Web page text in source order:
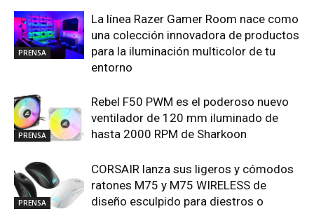
PRENSA
La línea Razer Gamer Room nace como
una colección innovadora de productos
para la iluminación multicolor de tu
entorno
PRENSA
Rebel F50 PWM es el poderoso nuevo
ventilador de 120 mm iluminado de
hasta 2000 RPM de Sharkoon
PRENSA
CORSAIR lanza sus ligeros y cómodos
ratones M75 y M75 WIRELESS de
diseño esculpido para diestros o